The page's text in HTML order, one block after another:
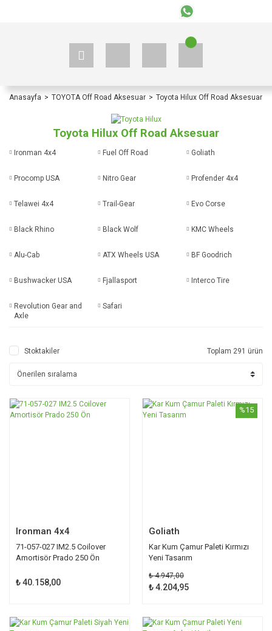
Anasayfa TOYOTA Off Road Aksesuar Toyota Hilux Off Road Aksesuar
Toyota Hilux Off Road Aksesuar
Ironman 4x4 Fuel Off Road Goliath
Procomp USA Nitro Gear Profender 4x4
Telawei 4x4 Trail-Gear Evo Corse
Black Rhino Black Wolf KMC Wheels
Alu-Cab ATX Wheels USA BF Goodrich
Bushwacker USA Fjallasport Interco Tire
Revolution Gear and
Axle
Safari
Stoktakiler Toplam 291 ürün
Ironman 4x4
71-057-027 IM2.5 Coilover
Amortisör Prado 250 Ön
₺ 40.158,00
Goliath
Kar Kum Çamur Paleti Kırmızı
Yeni Tasarım
%15
₺ 4.947,00
₺ 4.204,95